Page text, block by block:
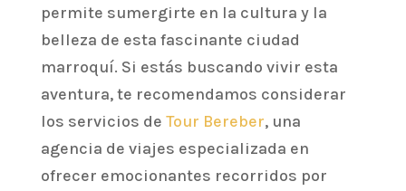
permite sumergirte en la cultura y la
belleza de esta fascinante ciudad
marroquí. Si estás buscando vivir esta
aventura, te recomendamos considerar
los servicios de Tour Bereber, una
agencia de viajes especializada en
ofrecer emocionantes recorridos por